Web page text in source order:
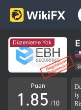
Düzenleme Yok
Puan
0
1.
4
5
6
7
8
1
2
3
4
5 /10
İş